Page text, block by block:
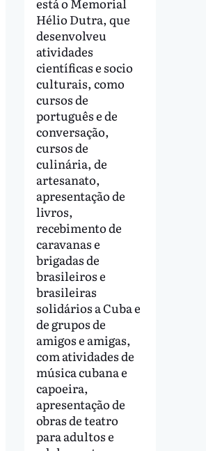
Hélio Dutra, que
desenvolveu
atividades
científicas e socio
culturais, como
cursos de
português e de
conversação,
cursos de
culinária, de
artesanato,
apresentação de
livros,
recebimento de
caravanas e
brigadas de
brasileiros e
brasileiras
solidários a Cuba e
de grupos de
amigos e amigas,
com atividades de
música cubana e
capoeira,
apresentação de
obras de teatro
para adultos e